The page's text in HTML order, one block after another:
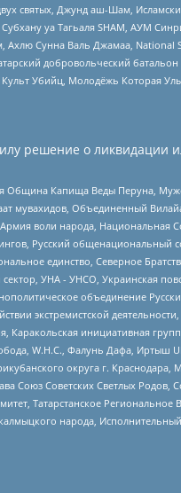
святых, Джунд аш-Шам,
уа Тагьаля SHAM, АУМ
Ахлю Сунна Валь Джамаа, National
добровольческий
Убийц, Молодёжь Которая
решение о ликвидации
Община Капища Веды Перуна,
мувахидов, Объединенный
воли народа, Национальная
Русский общенациональный
единство, Северное
УНА - УНСО, Украинская
объединение
экстремистской
инициативная
W.H.С., Фалунь Дафа, Иртыш
округа г. Краснодара,
Союз Советских Светлых Родов,
Татарстанское Региональное
народа,